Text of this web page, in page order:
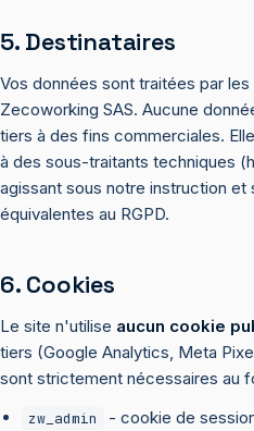
5. Destinataires
Vos données sont traitées par
Zecoworking SAS. Aucune
tiers à des fins commerciales.
à des sous-traitants techniques
agissant sous notre instruction et
équivalentes au RGPD.
6. Cookies
Le site n'utilise aucun cookie
tiers (Google Analytics, Meta
sont strictement nécessaires au
zw_admin
- cookie de